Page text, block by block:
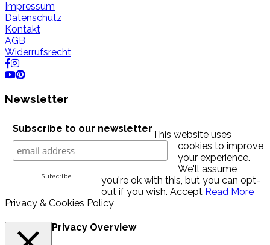
Impressum
Datenschutz
Kontakt
AGB
Widerrufsrecht
Newsletter
Subscribe to our newsletter
This website uses
cookies to improve
your experience.
We'll assume
you're ok with this, but you can opt-
out if you wish. Accept Read More
Privacy & Cookies Policy
Privacy Overview